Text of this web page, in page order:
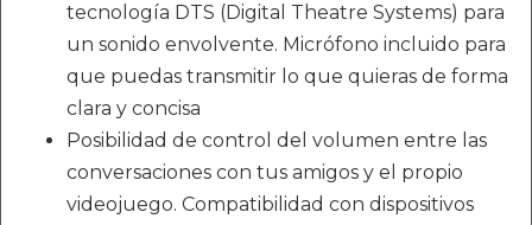
tecnología DTS (Digital Theatre Systems) para
un sonido envolvente. Micrófono incluido para
que puedas transmitir lo que quieras de forma
clara y concisa
Posibilidad de control del volumen entre las
conversaciones con tus amigos y el propio
videojuego. Compatibilidad con dispositivos